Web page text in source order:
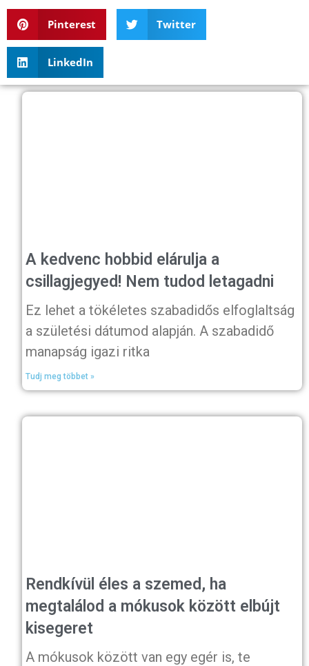
Pinterest Twitter
LinkedIn
A kedvenc hobbid elárulja a
csillagjegyed! Nem tudod letagadni
Ez lehet a tökéletes szabadidős elfoglaltság
a születési dátumod alapján. A szabadidő
manapság igazi ritka
Tudj meg többet »
Rendkívül éles a szemed, ha
megtalálod a mókusok között elbújt
kisegeret
A mókusok között van egy egér is, te